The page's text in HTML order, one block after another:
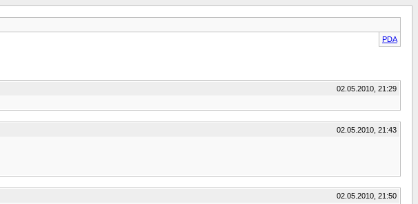
PDA
02.05.2010, 21:29
02.05.2010, 21:43
02.05.2010, 21:50